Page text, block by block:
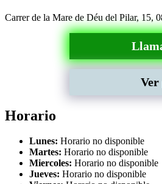
Carrer de la Mare de Déu del Pilar, 15,
Ver
Horario
Lunes: Horario no disponible
Martes: Horario no disponible
Miercoles: Horario no disponible
Jueves: Horario no disponible